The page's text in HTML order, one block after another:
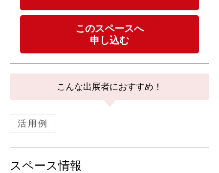
このスペースへ
申し込む
こんな出展者におすすめ！
活用例
スペース情報